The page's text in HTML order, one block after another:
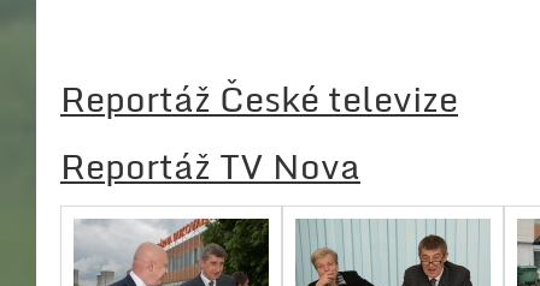
Reportáž České televize
Reportáž TV Nova